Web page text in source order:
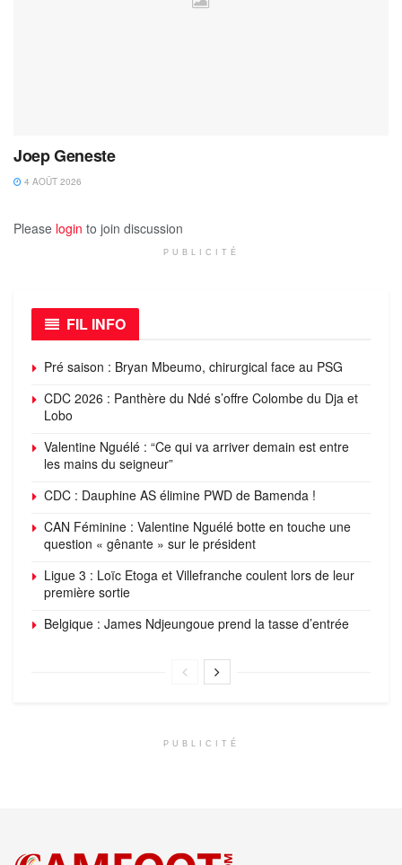
Joep Geneste
4 AOÛT 2026
Please login to join discussion
PUBLICITÉ
FIL INFO
Pré saison : Bryan Mbeumo, chirurgical face au PSG
CDC 2026 : Panthère du Ndé s’offre Colombe du Dja et
Lobo
Valentine Nguélé : “Ce qui va arriver demain est entre
les mains du seigneur”
CDC : Dauphine AS élimine PWD de Bamenda !
CAN Féminine : Valentine Nguélé botte en touche une
question « gênante » sur le président
Ligue 3 : Loïc Etoga et Villefranche coulent lors de leur
première sortie
Belgique : James Ndjeungoue prend la tasse d’entrée
PUBLICITÉ